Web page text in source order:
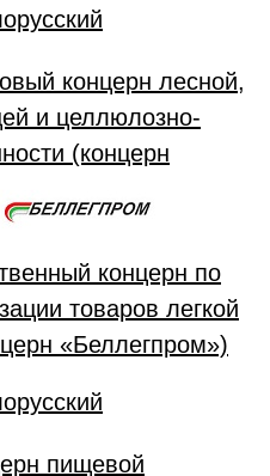
концерн лесной,
и целлюлозно-
(концерн
концерн по
товаров легкой
«Беллегпром»)
пищевой